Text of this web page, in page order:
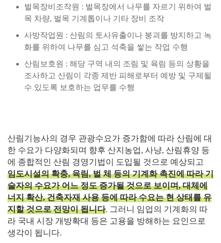
벌목장비조작원 : 벌목장에서 나무를 자르기 위하여 벌
목 차량, 벌목 기계톱이나 기타 장비 조작
사방작업원 : 산림의 토사유출이나 붕괴를 방지하고 녹
화를 위하여 나무를 심고 석축을 쌓는 작업 수행
산림보호원 : 해당 구역 내의 조림 및 육림 등의 상황을
조사하고 산림이 각종 제반 피해로부터 예방 및 구제될
수 있도록 보호하는 업무를 수행
산림기능사의 경우 관광수요가 증가함에 따라 산림에 대
한 수요가 다양화되며 향후 산지농업, 사냥, 산림휴양 등
에 종합적인 산림 경영기법이 도입될 것으로 예상되고
임도시설의 확충, 육림, 벌 체 등의 기계화 촉진에 따라 기
술자의 수요가 어느 정도 증가될 것으로 보이며, 대체에
너지 확산, 건축자재 사용 등에 따라 수요는 현 상태를 유
지할 것으로 전망이 됩니다. 그러니 임업의 기계화의 따
라 국내 시장 개방확대 등은 고용을 방해하는 요인으로
생각이 됩니다.